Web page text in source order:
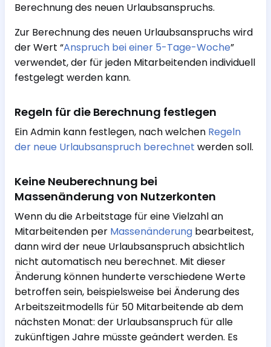
Berechnung des neuen Urlaubsanspruchs.
Zur Berechnung des neuen Urlaubsanspruchs wird
der Wert “Anspruch bei einer 5-Tage-Woche”
verwendet, der für jeden Mitarbeitenden individuell
festgelegt werden kann.
Regeln für die Berechnung festlegen
Ein Admin kann festlegen, nach welchen Regeln
der neue Urlaubsanspruch berechnet werden soll.
Keine Neuberechnung bei
Massenänderung von Nutzerkonten
Wenn du die Arbeitstage für eine Vielzahl an
Mitarbeitenden per Massenänderung bearbeitest,
dann wird der neue Urlaubsanspruch absichtlich
nicht automatisch neu berechnet. Mit dieser
Änderung können hunderte verschiedene Werte
betroffen sein, beispielsweise bei Änderung des
Arbeitszeitmodells für 50 Mitarbeitende ab dem
nächsten Monat: der Urlaubsanspruch für alle
zukünftigen Jahre müsste geändert werden. Es